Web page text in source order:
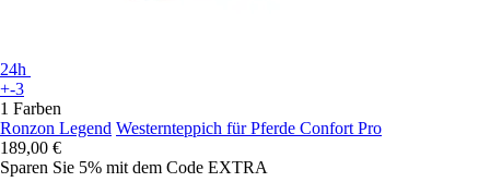
24h
+-3
1 Farben
Ronzon Legend Westernteppich für Pferde Confort Pro
189,00 €
Sparen Sie 5% mit dem Code EXTRA